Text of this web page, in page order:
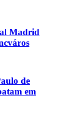
Madrid
de
em